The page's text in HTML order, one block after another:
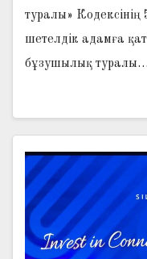
туралы»
шетелдік адамға
бұзушылық туралы…